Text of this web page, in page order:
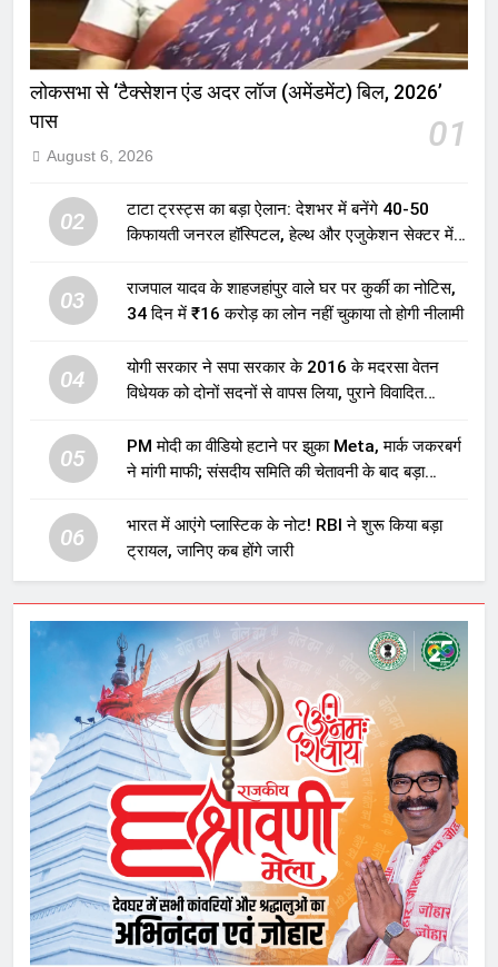
लोकसभा से ‘टैक्सेशन एंड अदर लॉज (अमेंडमेंट) बिल, 2026’
पास
01
August 6, 2026
02
टाटा ट्रस्ट्स का बड़ा ऐलान: देशभर में बनेंगे 40-50
किफायती जनरल हॉस्पिटल, हेल्थ और एजुकेशन सेक्टर में
03
राजपाल यादव के शाहजहांपुर वाले घर पर कुर्की का नोटिस,
34 दिन में ₹16 करोड़ का लोन नहीं चुकाया तो होगी नीलामी
04
योगी सरकार ने सपा सरकार के 2016 के मदरसा वेतन
विधेयक को दोनों सदनों से वापस लिया, पुराने विवादित
05
PM मोदी का वीडियो हटाने पर झुका Meta, मार्क जकरबर्ग
ने मांगी माफी; संसदीय समिति की चेतावनी के बाद बड़ा
06
भारत में आएंगे प्लास्टिक के नोट! RBI ने शुरू किया बड़ा
ट्रायल, जानिए कब होंगे जारी